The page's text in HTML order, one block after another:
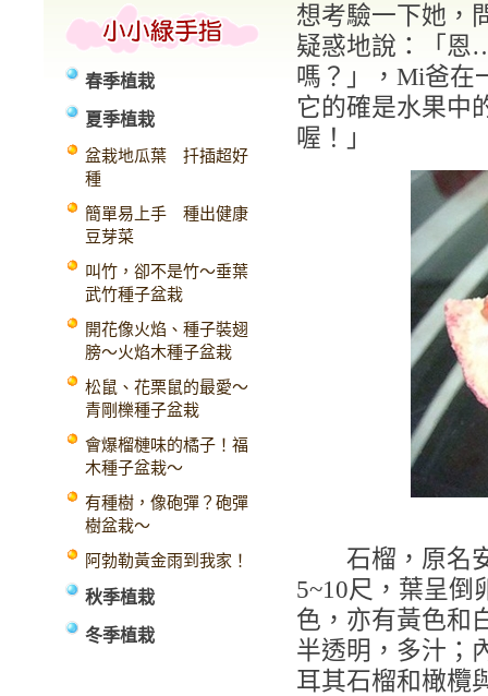
春季植栽
夏季植栽
盆栽地瓜葉 扦插超好
種
簡單易上手 種出健康
豆芽菜
叫竹，卻不是竹～垂葉
武竹種子盆栽
開花像火焰、種子裝翅
膀～火焰木種子盆栽
松鼠、花栗鼠的最愛～
青剛櫟種子盆栽
會爆榴槤味的橘子！福
木種子盆栽～
有種樹，像砲彈？砲彈
樹盆栽～
阿勃勒黃金雨到我家！
秋季植栽
冬季植栽
想考驗一下她，
疑惑地說：「
嗎？」，Mi爸在
它的確是水果中
喔！」
石榴，原名安
5~10尺，葉呈倒
色，亦有黃色和
半透明，多汁；
耳其石榴和橄欖